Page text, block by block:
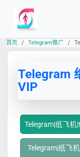
首页 Telegram推广
Telegram
VIP
Telegram|纸飞机
Telegram|纸飞